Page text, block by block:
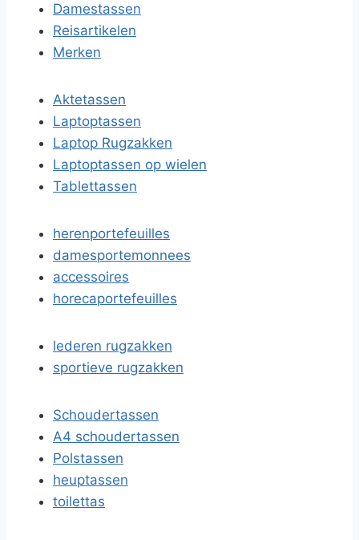
Damestassen
Reisartikelen
Merken
Aktetassen
Laptoptassen
Laptop Rugzakken
Laptoptassen op wielen
Tablettassen
herenportefeuilles
damesportemonnees
accessoires
horecaportefeuilles
lederen rugzakken
sportieve rugzakken
Schoudertassen
A4 schoudertassen
Polstassen
heuptassen
toilettas